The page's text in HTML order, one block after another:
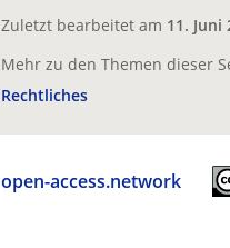
Zuletzt bearbeitet am 11. Juni
Mehr zu den Themen dieser
Rechtliches
open-access.network